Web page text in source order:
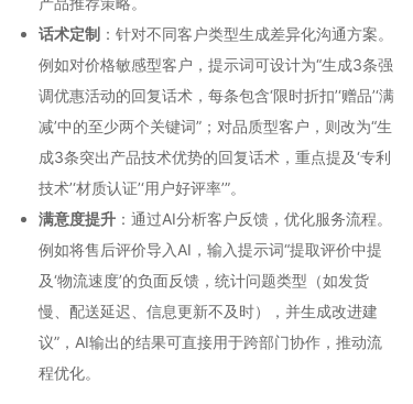
话术定制 ：针对不同客户类型生成差异化沟通方案。
例如对价格敏感型客户，提示词可设计为“生成3条强
调优惠活动的回复话术，每条包含‘限时折扣’‘赠品’‘满
减’中的至少两个关键词”；对品质型客户，则改为“生
成3条突出产品技术优势的回复话术，重点提及‘专利
技术’‘材质认证’‘用户好评率’”。
满意度提升 ：通过AI分析客户反馈，优化服务流程。
例如将售后评价导入AI，输入提示词“提取评价中提
及‘物流速度’的负面反馈，统计问题类型（如发货
慢、配送延迟、信息更新不及时），并生成改进建
议”，AI输出的结果可直接用于跨部门协作，推动流
程优化。